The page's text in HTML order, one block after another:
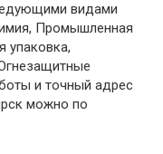
видами
Промышленная
упаковка,
и точный адрес
можно по